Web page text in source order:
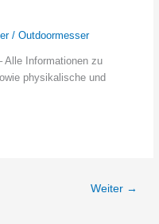
/ Outdoormesser
Alle Informationen zu
physikalische und
Weiter →